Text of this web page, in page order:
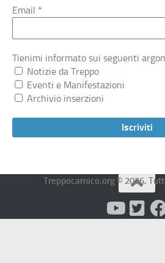
Email *
Tienimi informato sui seguenti
Notizie da Treppo
Eventi e Manifestazioni
Archivio inserzioni
Treppocarnico.org © 2026.